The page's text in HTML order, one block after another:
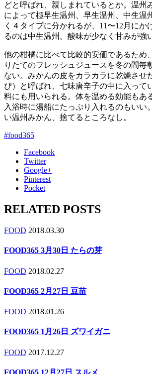
どと呼ばれ、親しまれているとか。温州
によって極早生温州、早生温州、中生温
く４タイプに分かれるが、11〜12月にか
るのは中生温州。酸味が少なく甘みが強
他の柑橘に比べて比較的安価であるため
りたてのフレッシュジュースを冬の間毎
ない。みかんの皮をカラカラに乾燥させ
ぴ）と呼ばれ、七味唐辛子の中に入って
料にも用いられる。体を温める効能もあ
入浴時に湯船にたっぷり入れるのもいい
い温州みかん、捨てるところなし。
#food365
Facebook
Twitter
Google+
Pinterest
Pocket
RELATED POSTS
FOOD 2018.03.30
FOOD365 3月30日 たらの芽
FOOD 2018.02.27
FOOD365 2月27日 豆苗
FOOD 2018.01.26
FOOD365 1月26日 ズワイガニ
FOOD 2017.12.27
FOOD365 12月27日 スルメ